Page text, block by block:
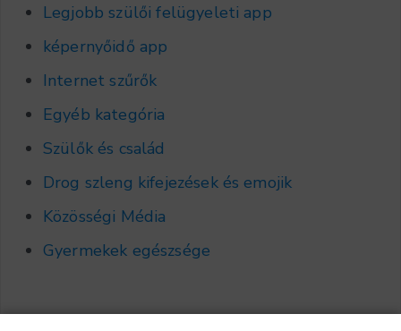
Legjobb szülői felügyeleti app
képernyőidő app
Internet szűrők
Egyéb kategória
Szülők és család
Drog szleng kifejezések és emojik
Közösségi Média
Gyermekek egészsége